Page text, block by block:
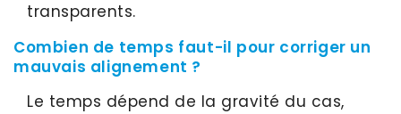
transparents.
Combien de temps faut-il pour corriger un
mauvais alignement ?
Le temps dépend de la gravité du cas,